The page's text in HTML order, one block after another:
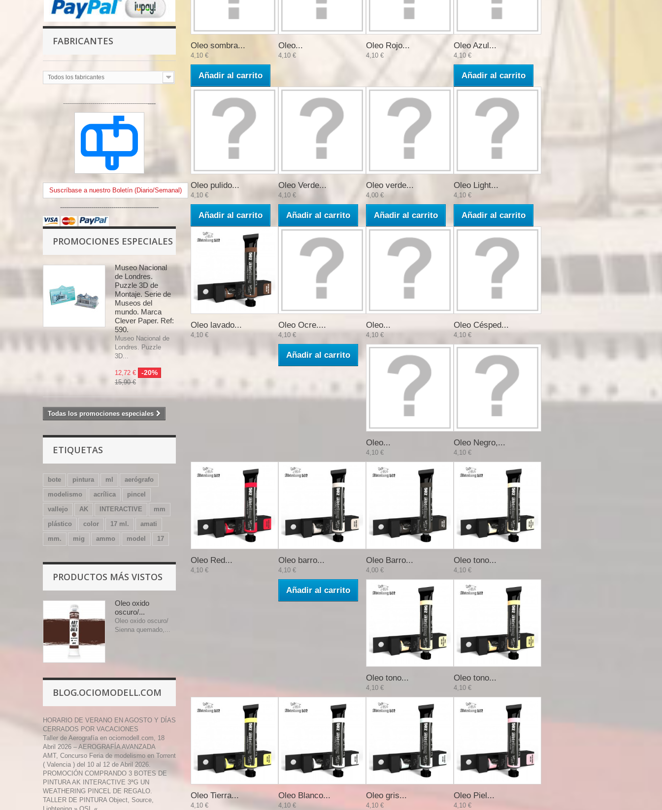
FABRICANTES
Todos los fabricantes
-----------------------------------------------
Suscríbase a nuestro Boletín (Diario/Semanal)
--------------------------------------------------
PROMOCIONES ESPECIALES
Museo Nacional
de Londres.
Puzzle 3D de
Montaje. Serie de
Museos del
mundo. Marca
Clever Paper. Ref:
590.
Museo Nacional de
Londres. Puzzle
3D...
12,72 € -20%
15,90 €
Todas los promociones especiales
ETIQUETAS
bote pintura ml
aerógrafo
modelismo
acrílica
pincel
vallejo
AK INTERACTIVE
mm
plástico
color 17 ml.
amati
mm.
mig ammo model 17
PRODUCTOS MÁS VISTOS
Oleo oxido
oscuro/...
Oleo oxido oscuro/
Sienna quemado,...
BLOG.OCIOMODELL.COM
HORARIO DE VERANO EN AGOSTO Y DÍAS
CERRADOS POR VACACIONES
Taller de Aerografía en ociomodell.com, 18
Abril 2026 – AEROGRAFÍA AVANZADA
AMT, Concurso Feria de modelismo en Torrent
( Valencia ) del 10 al 12 de Abril 2026.
PROMOCIÓN COMPRANDO 3 BOTES DE
PINTURA AK INTERACTIVE 3ªG UN
WEATHERING PINCEL DE REGALO.
TALLER DE PINTURA Object, Source,
Oleo sombra...
4,10 €
Añadir al carrito
Oleo...
4,10 €
Oleo Rojo...
4,10 €
Oleo Azul...
4,10 €
Añadir al carrito
Oleo pulido...
4,10 €
Añadir al carrito
Oleo Verde...
4,10 €
Añadir al carrito
Oleo verde...
4,00 €
Añadir al carrito
Oleo Light...
4,10 €
Añadir al carrito
Oleo lavado...
4,10 €
Oleo Ocre....
4,10 €
Añadir al carrito
Oleo...
4,10 €
Oleo Césped...
4,10 €
Oleo...
4,10 €
Oleo Negro,...
4,10 €
Oleo Red...
4,10 €
Oleo barro...
4,10 €
Añadir al carrito
Oleo Barro...
4,00 €
Oleo tono...
4,10 €
Oleo tono...
4,10 €
Oleo tono...
4,10 €
Oleo Tierra...
4,10 €
Oleo Blanco...
4,10 €
Oleo gris...
4,10 €
Oleo Piel...
4,10 €